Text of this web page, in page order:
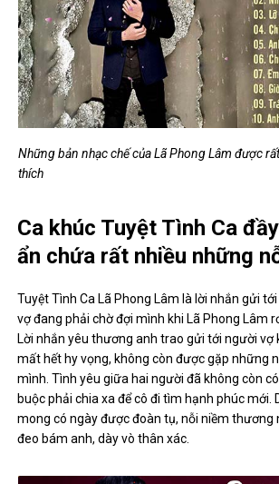
Những bản nhạc chế của Lã Phong Lâm được
thích
Ca khúc Tuyệt Tình Ca
ẩn chứa rất nhiều những
Tuyệt Tình Ca Lã Phong Lâm là lời nhắn gửi
vợ đang phải chờ đợi mình khi Lã Phong Lâm
Lời nhắn yêu thương anh trao gửi tới người vợ
mất hết hy vọng, không còn được gặp những
mình. Tình yêu giữa hai người đã không còn
buộc phải chia xa để cô đi tìm hạnh phúc mới.
mong có ngày được đoàn tụ, nỗi niềm thương
đeo bám anh, dày vò thân xác.